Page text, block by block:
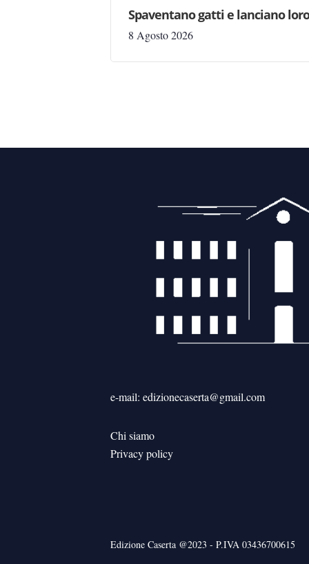
Spaventano gatti e lanciano
8 Agosto 2026
e-mail: edizionecaserta@gmail.com
Chi siamo
Privacy policy
Edizione Caserta @2023 - P.IVA 03436700615